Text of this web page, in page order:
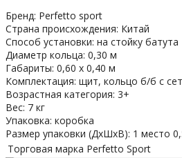
Бренд: Perfetto sport
Страна происхождения: Китай
Способ установки: на стойку батута
Диаметр кольца: 0,30 м
Габариты: 0,60 х 0,40 м
Комплектация: щит, кольцо б/б с
Возрастная категория: 3+
Вес: 7 кг
Упаковка: коробка
Размер упаковки (ДхШхВ): 1 место
Торговая марка Perfetto Sport